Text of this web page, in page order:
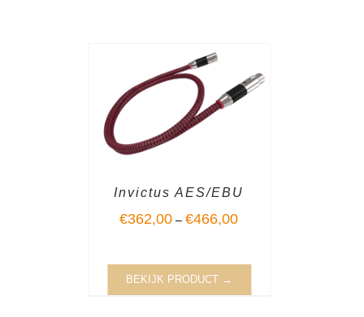
Invictus AES/EBU
€362,00 –€466,00
BEKIJK PRODUCT →